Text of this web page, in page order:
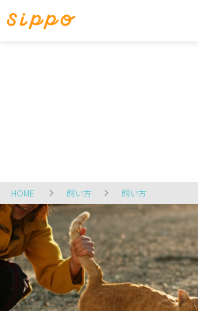
HOME 飼い方 飼い方